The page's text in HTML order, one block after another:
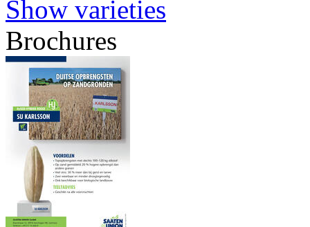
Show varieties
Brochures